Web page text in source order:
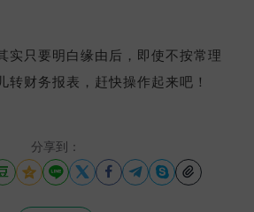
实只要明白缘由后，即使不按常理
转财务报表，赶快操作起来吧！
分享到：
      